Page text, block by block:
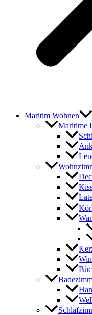
Maritim Wohnen
Maritime